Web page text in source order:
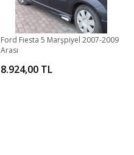
Ford Fiesta 5 Marşpiyel 2007-2009
Arası
8.924,00 TL